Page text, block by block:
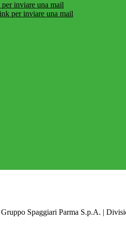
inviare una mail
per inviare una mail
Spaggiari Parma S.p.A. |